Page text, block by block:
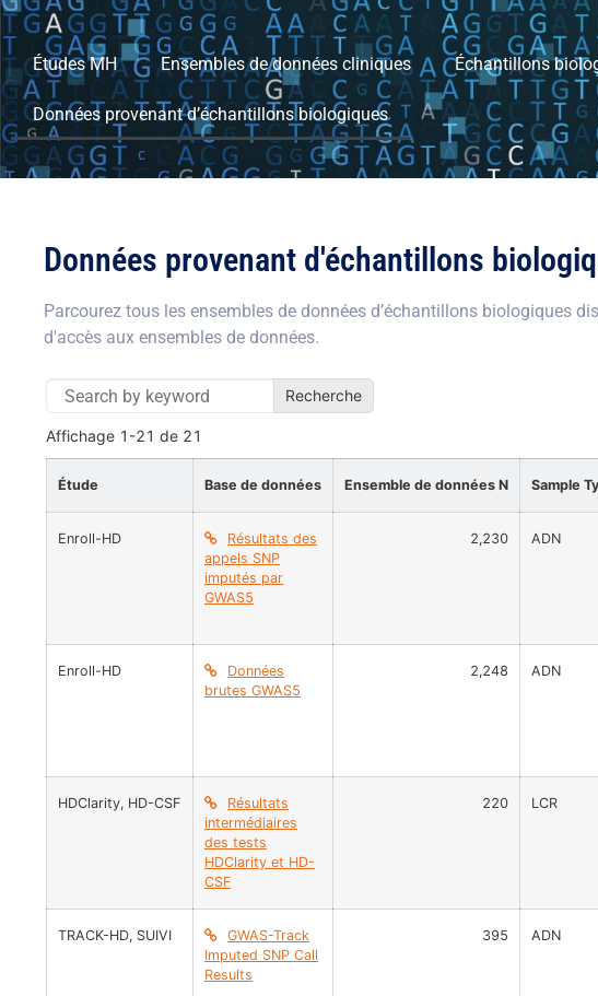
Études MH Ensembles de données cliniques Échantillons
Données provenant d’échantillons biologiques
Données provenant d'échantillons
Parcourez tous les ensembles de données d’échantillons biologiques
d'accès aux ensembles de données.
Recherche
Affichage 1-21 de 21
Étude Base de données Ensemble de données N Sample
Enroll-HD
Résultats des
appels SNP
imputés par
GWAS5
2,230 ADN
Enroll-HD
Données
brutes GWAS5
2,248 ADN
HDClarity, HD-CSF
Résultats
intermédiaires
des tests
HDClarity et HD-
CSF
220 LCR
TRACK-HD, SUIVI
GWAS-Track
Imputed SNP Call
Results
395 ADN